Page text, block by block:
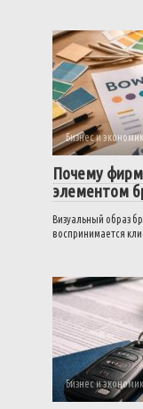
Бизнес и
Почему
элементом
Визуальный образ
воспринимается
Бизнес и